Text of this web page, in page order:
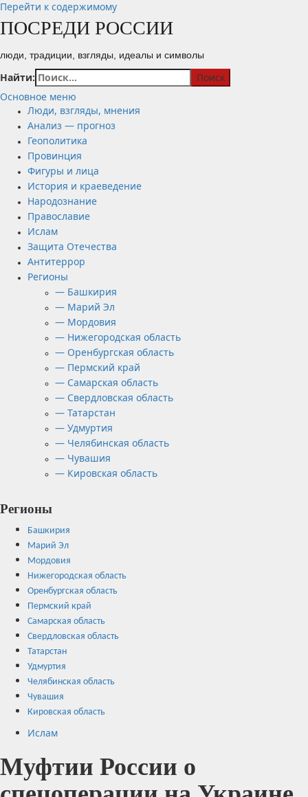
Перейти к содержимому
ПОСРЕДИ РОССИИ
люди, традиции, взгляды, идеалы и символы
Найти:
Основное меню
Люди, взгляды, мнения
Анализ — прогноз
Геополитика
Провинция
Фигуры и лица
История и краеведение
Народознание
Православие
Ислам
Защита Отечества
Антитеррор
Регионы
— Башкирия
— Марий Эл
— Мордовия
— Нижегородская область
— Оренбургская область
— Пермский край
— Самарская область
— Свердловская область
— Татарстан
— Удмуртия
— Челябинская область
— Чувашия
— Кировская область
Регионы
Башкирия
Марий Эл
Мордовия
Нижегородская область
Оренбургская область
Пермский край
Самарская область
Свердловская область
Татарстан
Удмуртия
Челябинская область
Чувашия
Кировская область
Ислам
Муфтии России о